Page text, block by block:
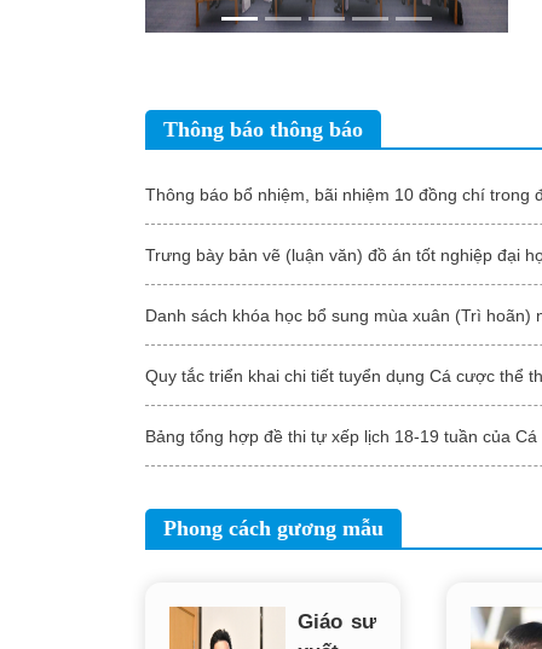
Thông báo thông báo
Phong cách gương mẫu
Giáo sư